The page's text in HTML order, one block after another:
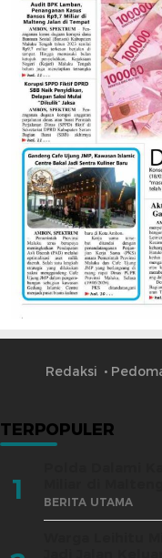
Redaksi
TERPOPULER
1 BERITA UTAMA